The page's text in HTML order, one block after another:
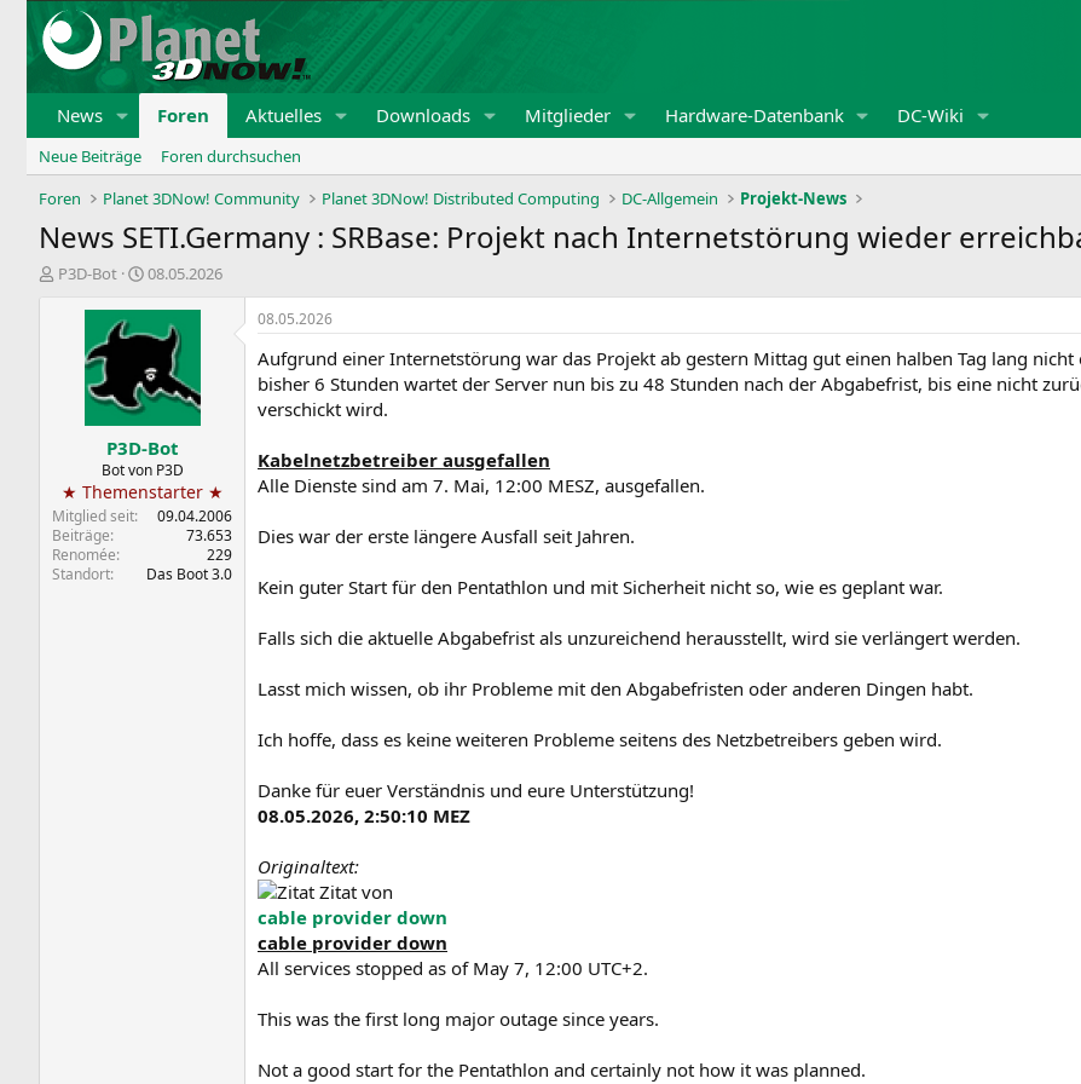
News Foren Aktuelles Downloads Mitglieder Hardware-Datenbank DC-Wiki
Neue Beiträge
Foren durchsuchen
Foren
Planet 3DNow! Community Planet 3DNow! Distributed Computing DC-Allgemein Projekt-News
News SETI.Germany : SRBase: Projekt nach Internetstörung wieder
E
P3D-Bot
E
s
t
l
l
t
a
m
08.05.2026
P3D-Bot
Bot von P3D
★ Themenstarter ★
Mitglied seit
09.04.2006
Beiträge
73.653
Renomée
229
Standort
Das Boot 3.0
08.05.2026
Aufgrund einer Internetstörung war das Projekt ab gestern Mittag gut einen halben Tag lang nicht
bisher 6 Stunden wartet der Server nun bis zu 48 Stunden nach der Abgabefrist, bis eine nicht
verschickt wird.
Kabelnetzbetreiber ausgefallen
Alle Dienste sind am 7. Mai, 12:00 MESZ, ausgefallen.
Dies war der erste längere Ausfall seit Jahren.
Kein guter Start für den Pentathlon und mit Sicherheit nicht so, wie es geplant war.
Falls sich die aktuelle Abgabefrist als unzureichend herausstellt, wird sie verlängert werden.
Lasst mich wissen, ob ihr Probleme mit den Abgabefristen oder anderen Dingen habt.
Ich hoffe, dass es keine weiteren Probleme seitens des Netzbetreibers geben wird.
Danke für euer Verständnis und eure Unterstützung!
08.05.2026, 2:50:10 MEZ
Originaltext:
Zitat von
cable provider down
cable provider down
All services stopped as of May 7, 12:00 UTC+2.
This was the first long major outage since years.
Not a good start for the Pentathlon and certainly not how it was planned.